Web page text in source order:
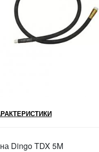
Dingo TDX 5M